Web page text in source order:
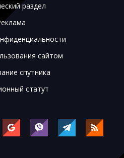
раздел
сайтом
спутника
статут